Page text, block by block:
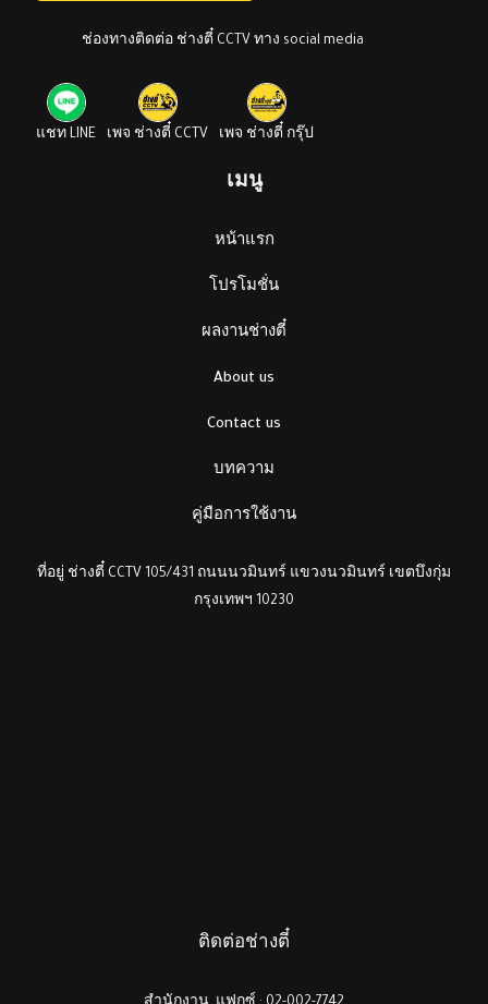
ช่องทางติดต่อ ช่างตี๋ CCTV ทาง social media
แชท LINE เพจ ช่างตี๋ CCTV เพจ ช่างตี๋ กรุ๊ป
เมนู
หน้าแรก
โปรโมชั่น
ผลงานช่างตี๋
About us
Contact us
บทความ
คู่มือการใช้งาน
ที่อยู่ ช่างตี๋ CCTV 105/431 ถนนนวมินทร์ แขวงนวมินทร์ เขตบึงกุ่ม
กรุงเทพฯ 10230
ติดต่อช่างตี๋